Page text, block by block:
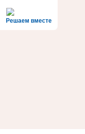
Решаем вместе